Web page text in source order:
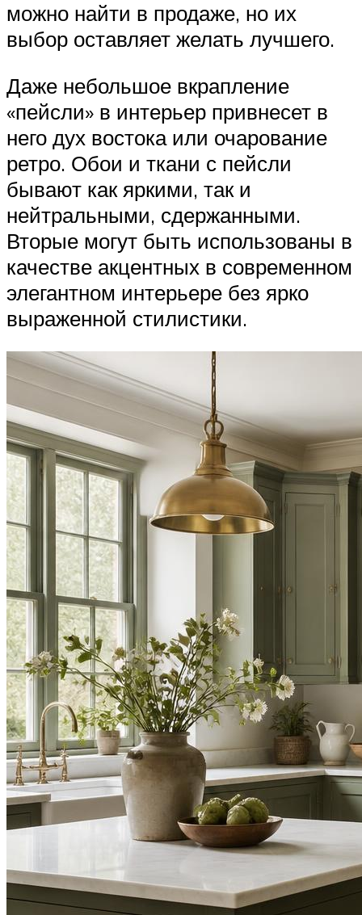
можно найти в продаже, но их
выбор оставляет желать лучшего.
Даже небольшое вкрапление
«пейсли» в интерьер привнесет в
него дух востока или очарование
ретро. Обои и ткани с пейсли
бывают как яркими, так и
нейтральными, сдержанными.
Вторые могут быть использованы в
качестве акцентных в современном
элегантном интерьере без ярко
выраженной стилистики.